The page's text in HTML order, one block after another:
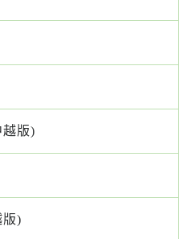
越版)
版)